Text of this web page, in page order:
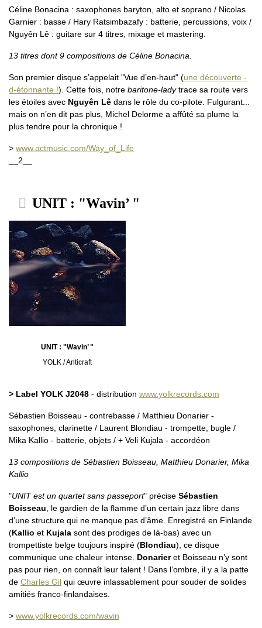
Céline Bonacina : saxophones baryton, alto et soprano / Nicolas
Garnier : basse / Hary Ratsimbazafy : batterie, percussions, voix /
Nguyên Lê : guitare sur 4 titres, mixage et mastering.
13 titres dont 9 compositions de Céline Bonacina.
Son premier disque s’appelait "Vue d’en-haut" (une découverte -
d-étonnante !). Cette fois, notre baritone-ladytrace sa route vers
les étoiles avec Nguyên Lê dans le rôle du co-pilote. Fulgurant...
mais on n’en dit pas plus, Michel Delorme a affûté sa plume la
plus tendre pour la chronique !
> www.actmusic.com/Way_of_Life
__2__
UNIT : "Wavin’ "
UNIT : "Wavin’ "
YOLK / Anticraft
> Label YOLK J2048 - distribution www.yolkrecords.com
Sébastien Boisseau - contrebasse / Matthieu Donarier -
saxophones, clarinette / Laurent Blondiau - trompette, bugle /
Mika Kallio - batterie, objets / + Veli Kujala - accordéon
13 compositions de Sébastien Boisseau, Matthieu Donarier, Mika
Kallio
"UNIT est un quartet sans passeport" précise Sébastien
Boisseau , le gardien de la flamme d’un certain jazz libre dans
d’une structure qui ne manque pas d’âme. Enregistré en Finlande
(Kallio et Kujala sont des prodiges de là-bas) avec un
trompettiste belge toujours inspiré (Blondiau), ce disque
communique une chaleur intense. Donarieret Boisseau n’y sont
pas pour rien, on connaît leur talent ! Dans l’ombre, il y a la patte
de Charles Gil qui œuvre inlassablement pour souder de solides
amitiés franco-finlandaises.
> www.yolkrecords.com/wavin